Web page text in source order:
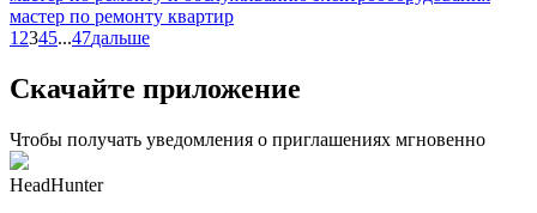
мастер по ремонту квартир
1 2345...47дальше
Скачайте приложение
Чтобы получать уведомления о приглашениях мгновенно
HeadHunter